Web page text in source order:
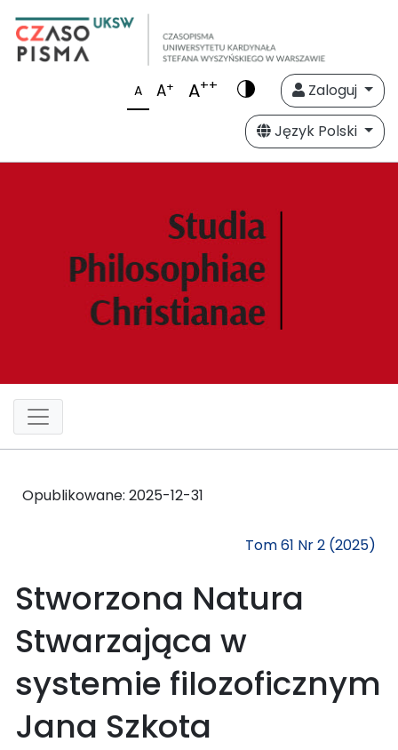
A A+ A++
Zaloguj
Język Polski
Opublikowane: 2025-12-31
Tom 61 Nr 2 (2025)
Stworzona Natura
Stwarzająca w
systemie filozoficznym
Jana Szkota